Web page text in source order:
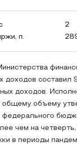
п.
2
доходов составил
доходов.
общему объему
чем на
в периоды